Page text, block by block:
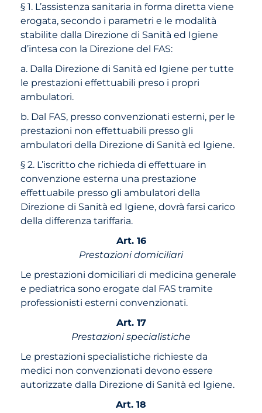
§ 1. L’assistenza sanitaria in forma diretta viene
erogata, secondo i parametri e le modalità
stabilite dalla Direzione di Sanità ed Igiene
d’intesa con la Direzione del FAS:
a. Dalla Direzione di Sanità ed Igiene per tutte
le prestazioni effettuabili preso i propri
ambulatori.
b. Dal FAS, presso convenzionati esterni, per le
prestazioni non effettuabili presso gli
ambulatori della Direzione di Sanità ed Igiene.
§ 2. L’iscritto che richieda di effettuare in
convenzione esterna una prestazione
effettuabile presso gli ambulatori della
Direzione di Sanità ed Igiene, dovrà farsi carico
della differenza tariffaria.
Art. 16
Prestazioni domiciliari
Le prestazioni domiciliari di medicina generale
e pediatrica sono erogate dal FAS tramite
professionisti esterni convenzionati.
Art. 17
Prestazioni specialistiche
Le prestazioni specialistiche richieste da
medici non convenzionati devono essere
autorizzate dalla Direzione di Sanità ed Igiene.
Art. 18